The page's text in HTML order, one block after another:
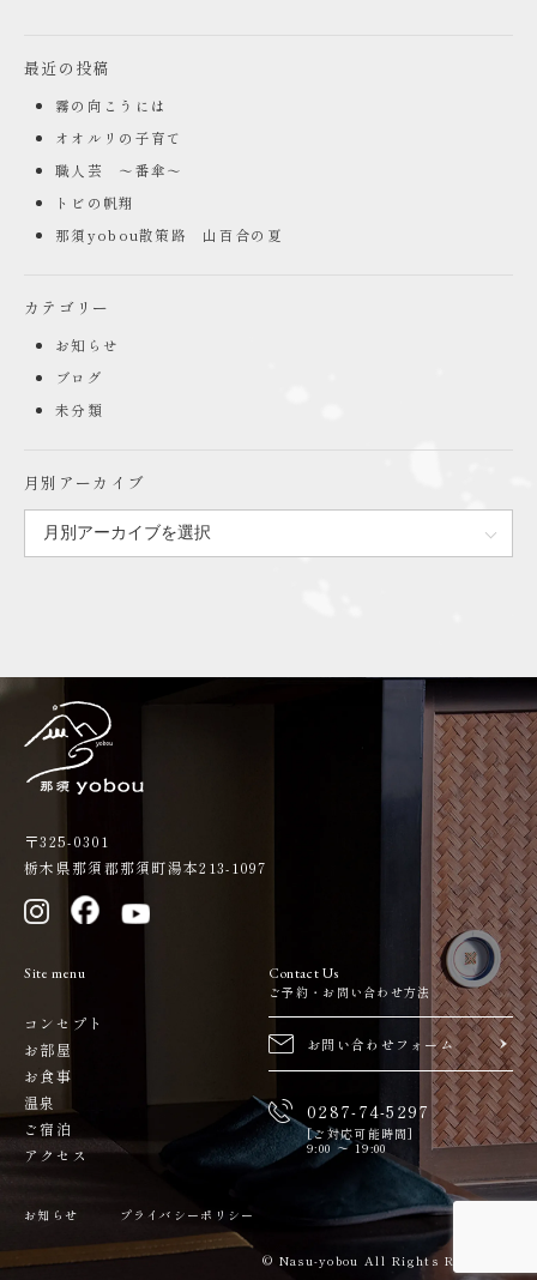
Reserve
最近の投稿
霧の向こうには
オオルリの子育て
職人芸 ～番傘～
トビの帆翔
那須yobou散策路 山百合の夏
カテゴリー
お知らせ
ブログ
未分類
月別アーカイブ
〒325-0301
栃木県那須郡那須町湯本213-1097
Site menu
コンセプト
お部屋
お食事
温泉
ご宿泊
アクセス
Contact Us
ご予約・お問い合わせ方法
お問い合わせフォーム
0287-74-5297
[ご対応可能時間]
9:00 ～ 19:00
お知らせ プライバシーポリシー
© Nasu-yobou All Rights Reserved.